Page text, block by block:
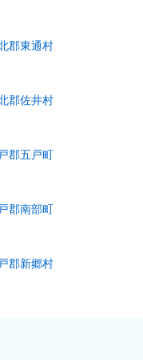
郡東通村
郡佐井村
郡五戸町
郡南部町
郡新郷村